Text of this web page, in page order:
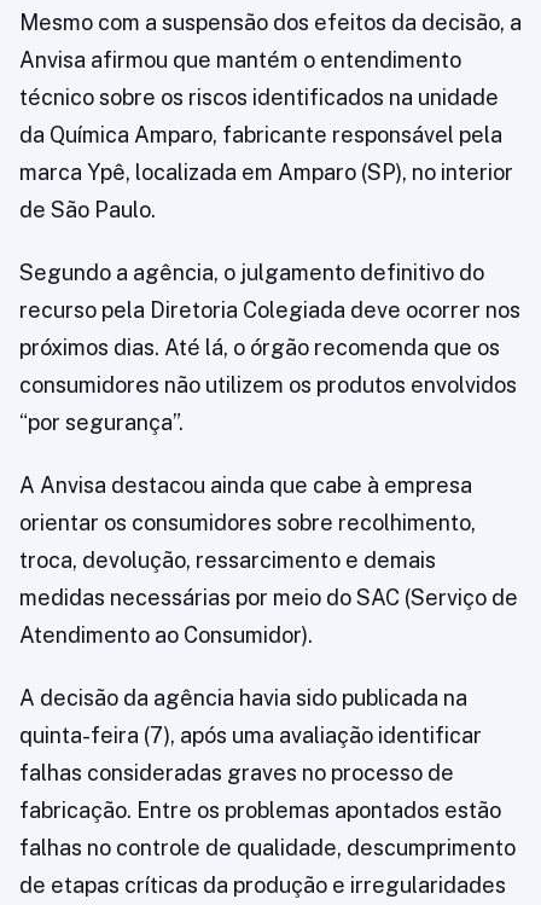
Mesmo com a suspensão dos efeitos da decisão, a
Anvisa afirmou que mantém o entendimento
técnico sobre os riscos identificados na unidade
da Química Amparo, fabricante responsável pela
marca Ypê, localizada em Amparo (SP), no interior
de São Paulo.
Segundo a agência, o julgamento definitivo do
recurso pela Diretoria Colegiada deve ocorrer nos
próximos dias. Até lá, o órgão recomenda que os
consumidores não utilizem os produtos envolvidos
“por segurança”.
A Anvisa destacou ainda que cabe à empresa
orientar os consumidores sobre recolhimento,
troca, devolução, ressarcimento e demais
medidas necessárias por meio do SAC (Serviço de
Atendimento ao Consumidor).
A decisão da agência havia sido publicada na
quinta-feira (7), após uma avaliação identificar
falhas consideradas graves no processo de
fabricação. Entre os problemas apontados estão
falhas no controle de qualidade, descumprimento
de etapas críticas da produção e irregularidades